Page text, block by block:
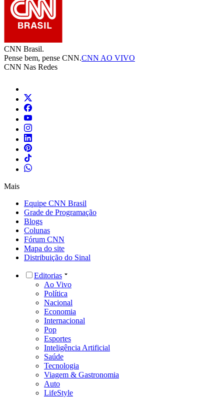
CNN Brasil.
Pense bem, pense CNN.CNN AO VIVO
CNN Nas Redes
Mais
Equipe CNN Brasil
Grade de Programação
Blogs
Colunas
Fórum CNN
Mapa do site
Distribuição do Sinal
Editorias
Ao Vivo
Política
Nacional
Economia
Internacional
Pop
Esportes
Inteligência Artificial
Saúde
Tecnologia
Viagem & Gastronomia
Auto
LifeStyle